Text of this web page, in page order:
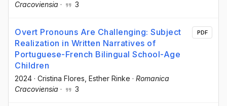
Cracoviensia · 3
Overt Pronouns Are Challenging: Subject
Realization in Written Narratives of
Portuguese-French Bilingual School-Age
Children
2024 · Cristina Flores , Esther Rinke · Romanica
Cracoviensia · 3
PDF